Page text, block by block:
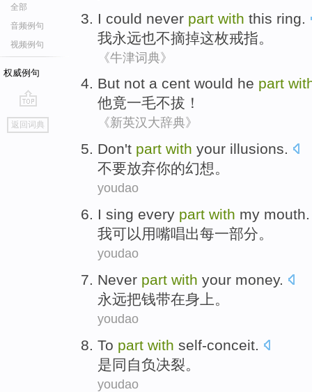
全部
音频例句
视频例句
权威例句
go
top
返回词典
I could never part with this ring
我永远也不摘掉这枚戒指。
《牛津词典》
But not a cent would he part
他竟一毛不拔 ！
《新英汉大辞典》
Don't part with your illusions.
不要放弃你的幻想。
youdao
I sing every part with my mouth.
我可以用嘴唱出每一部分。
youdao
Never part with your money.
永远把钱带在身上。
youdao
To part with self-conceit
是同 自负决裂 。
youdao